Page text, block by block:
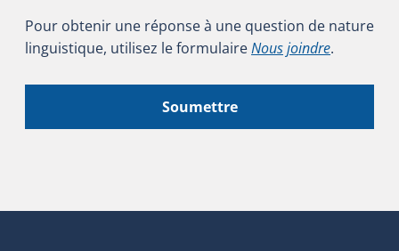
Pour obtenir une réponse à une question de nature
linguistique, utilisez le formulaireNous joindre.
Soumettre